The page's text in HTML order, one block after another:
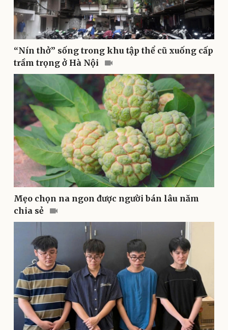
Thể thao
Bóng đá
Lịch thi đấu bóng đá
eSports
Hậu trường
Ô tô - Xe máy
Ô tô
Doanh nghiệp
Thông tin doanh nghiệp
Doanh nghiệp 24h
Doanh nhân
Vì cộng đồng
Công nghệ
Sành điệu
Tin Công nghệ
Trải nghiệm
Chuyển đổi số
“Nín thở” sống trong khu tập thể cũ xuống cấp
trầm trọng ở Hà Nội
Mẹo chọn na ngon được người bán lâu năm
chia sẻ